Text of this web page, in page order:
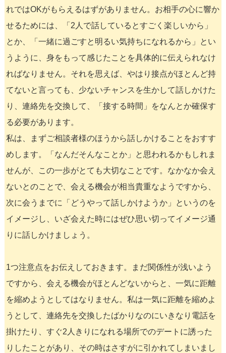
れではOKがもらえるはずがありません。お相手の心に響か
せるためには、「2人で話しているとすごく楽しいから」
とか、「一緒に過ごすと明るい気持ちになれるから」とい
うように、身をもって感じたことを具体的に伝えられなけ
ればなりません。それを思えば、やはり接点がほとんど持
てないと言っても、少ないチャンスを生かして話しかけた
り、連絡先を交換して、「接する時間」をなんとか確保す
る必要があります。
私は、まずご相談者様のほうから話しかけることをおすす
めします。「なんだそんなことか」と思われるかもしれま
せんが、この一歩がとても大切なことです。なかなか会え
ないとのことで、会える機会が相当貴重なようですから、
次に会うまでに「どうやって話しかけようか」というのを
イメージし、いざ会えた時にはぜひ思い切ってイメージ通
りに話しかけましょう。
1つ注意点をお伝えしておきます。まだ関係性が浅いよう
ですから、会える機会がほとんどないからと、一気に距離
を縮めようとしてはなりません。私は一気に距離を縮めよ
うとして、連絡先を交換したばかりなのにいきなり電話を
掛けたり、すぐ2人きりになれる場所でのデートに誘った
りしたことがあり、その時はさすがに引かれてしまいまし